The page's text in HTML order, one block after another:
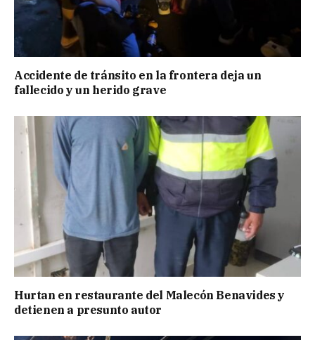
Accidente de tránsito en la frontera deja un
fallecido y un herido grave
Hurtan en restaurante del Malecón Benavides y
detienen a presunto autor